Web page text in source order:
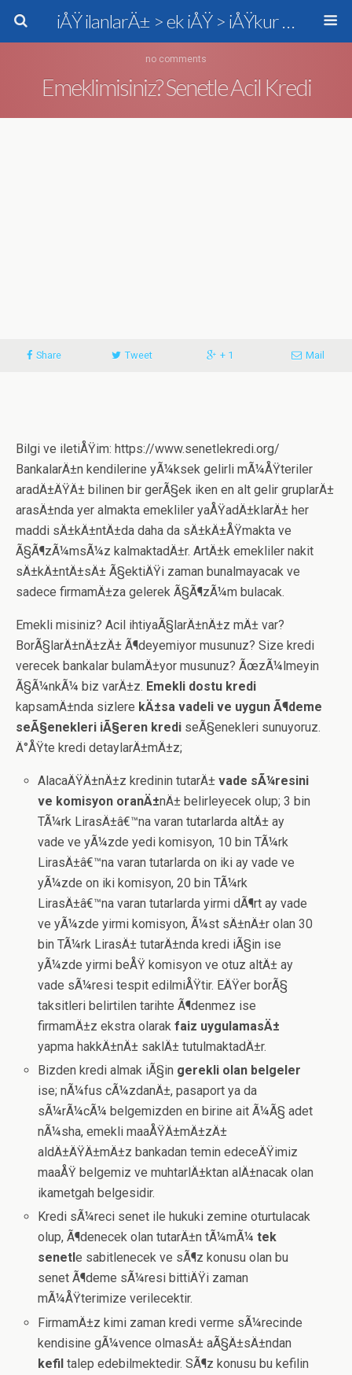
iÅŸ ilanlarÄ± > ek iÅŸ > iÅŸkur > personel alÄ±mÄ±
no comments
Emeklimisiniz? Senetle Acil Kredi
Share Tweet + 1 Mail
Bilgi ve iletiÅŸim: https://www.senetlekredi.org/
BankalarÄ±n kendilerine yÃ¼ksek gelirli mÃ¼ÅŸteriler
aradÄ±ÄŸÄ± bilinen bir gerÃ§ek iken en alt gelir gruplarÄ±
arasÄ±nda yer almakta emekliler yaÅŸadÄ±klarÄ± her
maddi sÄ±kÄ±ntÄ±da daha da sÄ±kÄ±ÅŸmakta ve
Ã§Ã¶zÃ¼msÃ¼z kalmaktadÄ±r. ArtÄ±k emekliler nakit
sÄ±kÄ±ntÄ±sÄ± Ã§ektiÄŸi zaman bunalmayacak ve
sadece firmamÄ±za gelerek Ã§Ã¶zÃ¼m bulacak.
Emekli misiniz? Acil ihtiyaÃ§larÄ±nÄ±z mÄ± var?
BorÃ§larÄ±nÄ±zÄ± Ã¶deyemiyor musunuz? Size kredi
verecek bankalar bulamÄ±yor musunuz? ÃœzÃ¼lmeyin
Ã§Ã¼nkÃ¼ biz varÄ±z. Emekli dostu kredi
kapsamÄ±nda sizlere kÄ±sa vadeli ve uygun Ã¶deme
seÃ§enekleri iÃ§eren kredi seÃ§enekleri sunuyoruz.
Ä°ÅŸte kredi detaylarÄ±mÄ±z;
AlacaÄŸÄ±nÄ±z kredinin tutarÄ±vade sÃ¼resini
ve komisyon oranÄ±nÄ± belirleyecek olup; 3 bin
TÃ¼rk LirasÄ±â€™na varan tutarlarda altÄ± ay
vade ve yÃ¼zde yedi komisyon, 10 bin TÃ¼rk
LirasÄ±â€™na varan tutarlarda on iki ay vade ve
yÃ¼zde on iki komisyon, 20 bin TÃ¼rk
LirasÄ±â€™na varan tutarlarda yirmi dÃ¶rt ay vade
ve yÃ¼zde yirmi komisyon, Ã¼st sÄ±nÄ±r olan 30
bin TÃ¼rk LirasÄ± tutarÄ±nda kredi iÃ§in ise
yÃ¼zde yirmi beÅŸ komisyon ve otuz altÄ± ay
vade sÃ¼resi tespit edilmiÅŸtir. EÄŸer borÃ§
taksitleri belirtilen tarihte Ã¶denmez ise
firmamÄ±z ekstra olarakfaiz uygulamasÄ±
yapma hakkÄ±nÄ± saklÄ± tutulmaktadÄ±r.
Bizden kredi almak iÃ§in gerekli olan belgeler
ise; nÃ¼fus cÃ¼zdanÄ±, pasaport ya da
sÃ¼rÃ¼cÃ¼ belgemizden en birine ait Ã¼Ã§ adet
nÃ¼sha, emekli maaÅŸÄ±mÄ±zÄ±
aldÄ±ÄŸÄ±mÄ±z bankadan temin edeceÄŸimiz
maaÅŸ belgemiz ve muhtarlÄ±ktan alÄ±nacak olan
ikametgah belgesidir.
Kredi sÃ¼reci senet ile hukuki zemine oturtulacak
olup, Ã¶denecek olan tutarÄ±n tÃ¼mÃ¼tek
senetle sabitlenecek ve sÃ¶z konusu olan bu
senet Ã¶deme sÃ¼resi bittiÄŸi zaman
mÃ¼ÅŸterimize verilecektir.
FirmamÄ±z kimi zaman kredi verme sÃ¼recinde
kendisine gÃ¼vence olmasÄ± aÃ§Ä±sÄ±ndan
kefil talep edebilmektedir. SÃ¶z konusu bu kefilin